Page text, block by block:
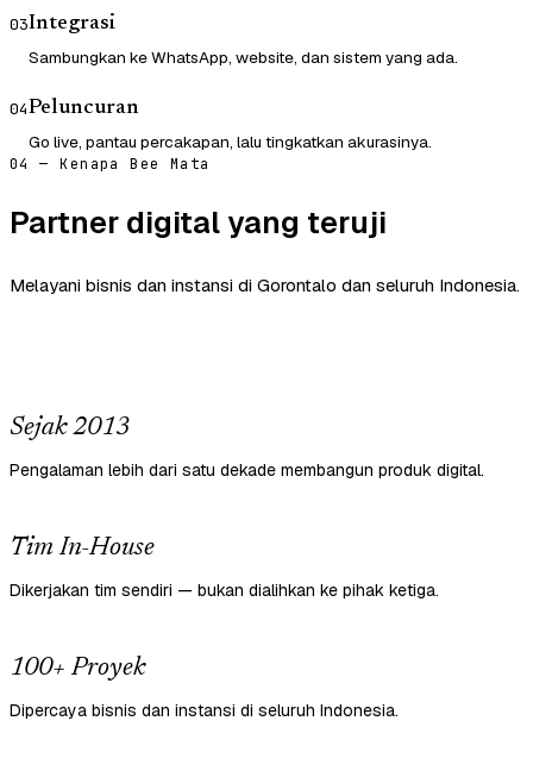
03Integrasi
Sambungkan ke WhatsApp, website, dan sistem yang ada.
04Peluncuran
Go live, pantau percakapan, lalu tingkatkan akurasinya.
04 — Kenapa Bee Mata
Partner digital yang teruji
Melayani bisnis dan instansi di Gorontalo dan seluruh Indonesia.
Sejak 2013
Pengalaman lebih dari satu dekade membangun produk digital.
Tim In-House
Dikerjakan tim sendiri — bukan dialihkan ke pihak ketiga.
100+ Proyek
Dipercaya bisnis dan instansi di seluruh Indonesia.